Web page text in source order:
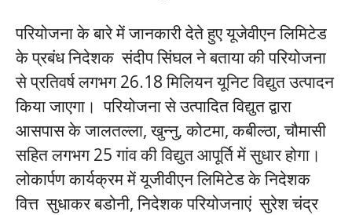
परियोजना के बारे में जानकारी देते हुए यूजेवीएन लिमिटेड
के प्रबंध निदेशक संदीप सिंघल ने बताया की परियोजना
से प्रतिवर्ष लगभग 26.18 मिलियन यूनिट विद्युत उत्पादन
किया जाएगा। परियोजना से उत्पादित विद्युत द्वारा
आसपास के जालतल्ला, खुन्नु, कोटमा, कबील्ठा, चौमासी
सहित लगभग 25 गांव की विद्युत आपूर्ति में सुधार होगा।
लोकार्पण कार्यक्रम में यूजीवीएन लिमिटेड के निदेशक
वित्त सुधाकर बडोनी, निदेशक परियोजनाएं सुरेश चंद्र